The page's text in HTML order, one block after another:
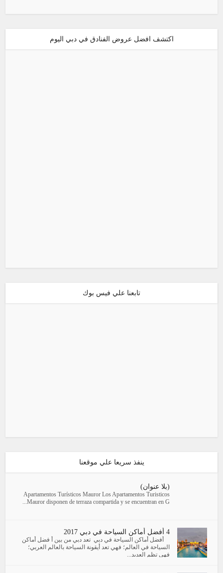
اكتشف افضل عروض الفنادق في دبي اليوم
تابعنا علي فيس بوك
ينفذ سريعا علي موقعنا
(بلا عنوان)
Apartamentos Turísticos Mauror Los Apartamentos Turisticos
Mauror disponen de terraza compartida y se encuentran en G...
أفضل أماكن السياحة في دبي تعد دبي من بين أ فضل أماكن
السياحة في العالم؛ فهي تعد أيقونة السياحة بالعالم العربي؛
فهي تظم العديد...